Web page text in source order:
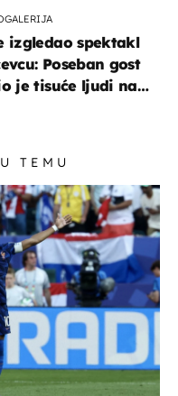
izgledao spektakl
Poseban gost
je tisuće ljudi na
TEMU